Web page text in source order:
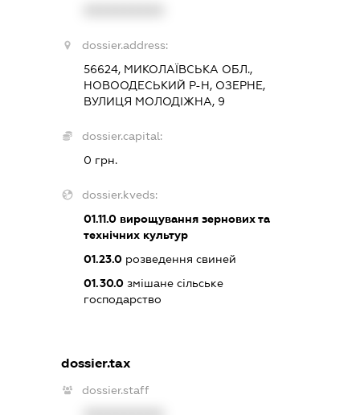
dossier.address:
56624, МИКОЛАЇВСЬКА ОБЛ.,
НОВООДЕСЬКИЙ Р-Н, ОЗЕРНЕ,
ВУЛИЦЯ МОЛОДІЖНА, 9
dossier.capital:
0 грн.
dossier.kveds:
01.11.0 вирощування зернових та
технічних культур
01.23.0 розведення свиней
01.30.0 змішане сільське
господарство
dossier.tax
dossier.staff